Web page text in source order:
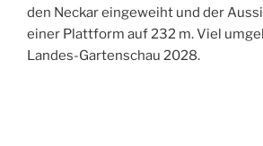
den Neckar eingeweiht und der
einer Plattform auf 232 m. Viel
Landes-Gartenschau 2028.